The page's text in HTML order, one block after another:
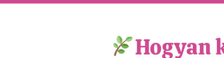
Hogyan